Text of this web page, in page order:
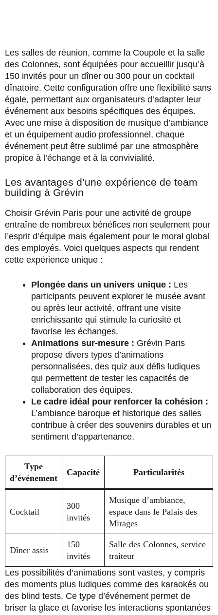
Les salles de réunion, comme la Coupole et la salle
des Colonnes, sont équipées pour accueillir jusqu’à
150 invités pour un dîner ou 300 pour un cocktail
dînatoire. Cette configuration offre une flexibilité sans
égale, permettant aux organisateurs d’adapter leur
événement aux besoins spécifiques des équipes.
Avec une mise à disposition de musique d’ambiance
et un équipement audio professionnel, chaque
événement peut être sublimé par une atmosphère
propice à l’échange et à la convivialité.
Les avantages d’une expérience de team
building à Grévin
Choisir Grévin Paris pour une activité de groupe
entraîne de nombreux bénéfices non seulement pour
l’esprit d’équipe mais également pour le moral global
des employés. Voici quelques aspects qui rendent
cette expérience unique :
Plongée dans un univers unique : Les
participants peuvent explorer le musée avant
ou après leur activité, offrant une visite
enrichissante qui stimule la curiosité et
favorise les échanges.
Animations sur-mesure : Grévin Paris
propose divers types d’animations
personnalisées, des quiz aux défis ludiques
qui permettent de tester les capacités de
collaboration des équipes.
Le cadre idéal pour renforcer la cohésion :
L’ambiance baroque et historique des salles
contribue à créer des souvenirs durables et un
sentiment d’appartenance.
Type
d’événement
Capacité Particularités
Cocktail
300
invités
Musique d’ambiance,
espace dans le Palais des
Mirages
Dîner assis
150
invités
Salle des Colonnes, service
traiteur
Les possibilités d’animations sont vastes, y compris
des moments plus ludiques comme des karaokés ou
des blind tests. Ce type d’événement permet de
briser la glace et favorise les interactions spontanées